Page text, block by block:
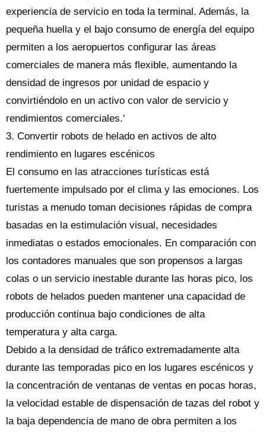
experiencia de servicio en toda la terminal. Además, la
pequeña huella y el bajo consumo de energía del equipo
permiten a los aeropuertos configurar las áreas
comerciales de manera más flexible, aumentando la
densidad de ingresos por unidad de espacio y
convirtiéndolo en un activo con valor de servicio y
rendimientos comerciales.'
3. Convertir robots de helado en activos de alto
rendimiento en lugares escénicos
El consumo en las atracciones turísticas está
fuertemente impulsado por el clima y las emociones. Los
turistas a menudo toman decisiones rápidas de compra
basadas en la estimulación visual, necesidades
inmediatas o estados emocionales. En comparación con
los contadores manuales que son propensos a largas
colas o un servicio inestable durante las horas pico, los
robots de helados pueden mantener una capacidad de
producción continua bajo condiciones de alta
temperatura y alta carga.
Debido a la densidad de tráfico extremadamente alta
durante las temporadas pico en los lugares escénicos y
la concentración de ventanas de ventas en pocas horas,
la velocidad estable de dispensación de tazas del robot y
la baja dependencia de mano de obra permiten a los